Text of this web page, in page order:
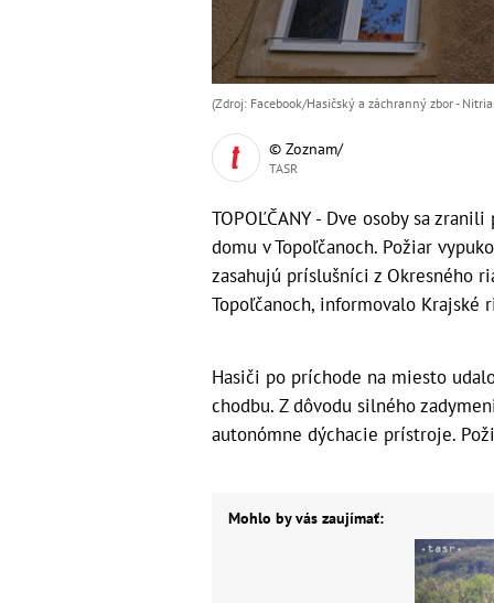
(Zdroj: Facebook/Hasičský a záchranný zbor -
© Zoznam/
TASR
TOPOĽČANY - Dve osoby sa
domu v Topoľčanoch. Požiar
zasahujú príslušníci z Okresného
Topoľčanoch, informovalo Krajské
Hasiči po príchode na miesto
chodbu. Z dôvodu silného
autonómne dýchacie prístroje.
Mohlo by vás zaujímať: